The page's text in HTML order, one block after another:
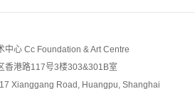
中心 Cc Foundation & Art Centre
香港路117号3楼303&301B室
Xianggang Road, Huangpu, Shanghai